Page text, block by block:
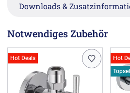
in allen Bestandteilen sind
hansgrohe seit 1901 – die
zuverlässige Bad- und
5 Jahre freiwillige
das nach höchsten
Downloads &
Notwendiges Zubehör
Hot Deals
Hot